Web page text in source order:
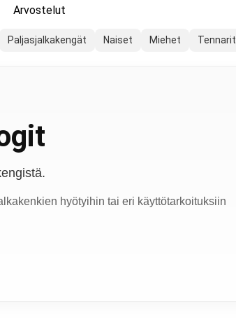
Arvostelut
Paljasjalkakengät Naiset Miehet Tennarit
hyötyihin tai eri käyttötarkoituksiin